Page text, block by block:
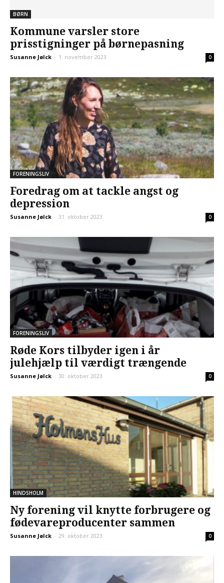
BØRN
Kommune varsler store
prisstigninger på børnepasning
Susanne Jølck - 1. november 2023 0
FORENINGSLIV
Foredrag om at tackle angst og
depression
Susanne Jølck - 31. oktober 2023 0
FORENINGSLIV
Røde Kors tilbyder igen i år
julehjælp til værdigt trængende
Susanne Jølck - 30. oktober 2023 0
HINDSHOLM
Ny forening vil knytte forbrugere og
fødevareproducenter sammen
Susanne Jølck - 29. oktober 2023 0